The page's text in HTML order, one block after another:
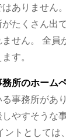
ありません。
たくさん出
せん。
全員
す。
所のホーム
事務所があ
やすそうな
ントとしては